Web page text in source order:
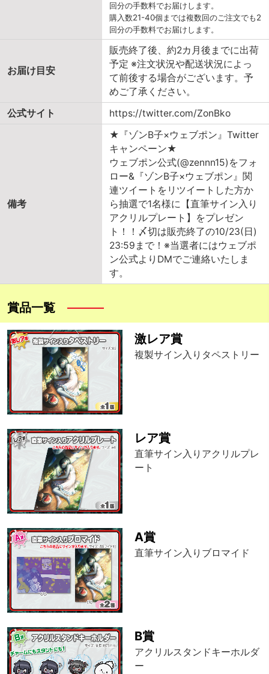
回分の手数料でお届けします。
購入数21-40個までは複数回のご注文でも2
回分の手数料でお届けします。
お届け目安
販売終了後、約2カ月後までに出荷
予定 ※注文状況や配送状況によっ
て前後する場合がございます。予
めご了承ください。
公式サイト
https://twitter.com/ZonBko
備考
★『ゾンB子×ウェブポン』Twitter
キャンペーン★
ウェブポン公式(@zennn15)をフォ
ロー&『ゾンB子×ウェブポン』関
連ツイートをリツイートした方か
ら抽選で1名様に【直筆サイン入り
アクリルプレート】をプレゼン
ト！！〆切は販売終了の10/23(日)
23:59まで！※当選者にはウェブポ
ン公式よりDMでご連絡いたしま
す。
賞品一覧
激レア賞
複製サイン入りタペストリー
レア賞
直筆サイン入りアクリルプレ
ート
A賞
直筆サイン入りブロマイド
B賞
アクリルスタンドキーホルダ
ー